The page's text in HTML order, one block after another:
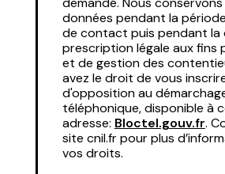
données pendant la
de contact puis pendant la
prescription légale aux fins
et de gestion des
avez le droit de vous
d'opposition au
téléphonique, disponible à
adresse: Bloctel.gouv.fr.
site cnil.fr pour plus
vos droits.